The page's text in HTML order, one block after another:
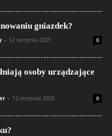
gniazdek?
- 12 sierpnia 2025 0
osoby urządzające
- 12 sierpnia 2025 0